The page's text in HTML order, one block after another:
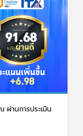
านการประเมิน